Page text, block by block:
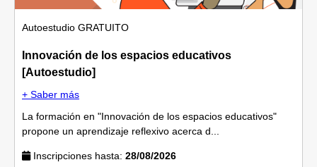
Autoestudio GRATUITO
Innovación de los espacios educativos
[Autoestudio]
+ Saber más
La formación en "Innovación de los espacios educativos"
propone un aprendizaje reflexivo acerca d...
Inscripciones hasta: 28/08/2026